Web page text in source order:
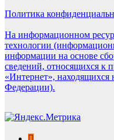
Политика
На информационном
технологии
информации на основе
сведений, относящихся к
«Интернет», находящихся
Федерации).